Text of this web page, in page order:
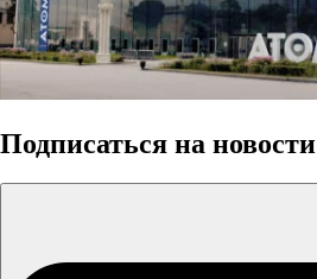
Подписаться на новости